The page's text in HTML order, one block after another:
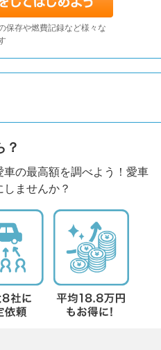
保存や燃費記録など様々な
？
の最高額を調べよう！愛車
ませんか？